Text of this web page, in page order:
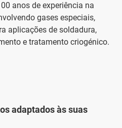
anos de experiência na
gases especiais,
aplicações de soldadura,
e tratamento criogénico.
adaptados às suas